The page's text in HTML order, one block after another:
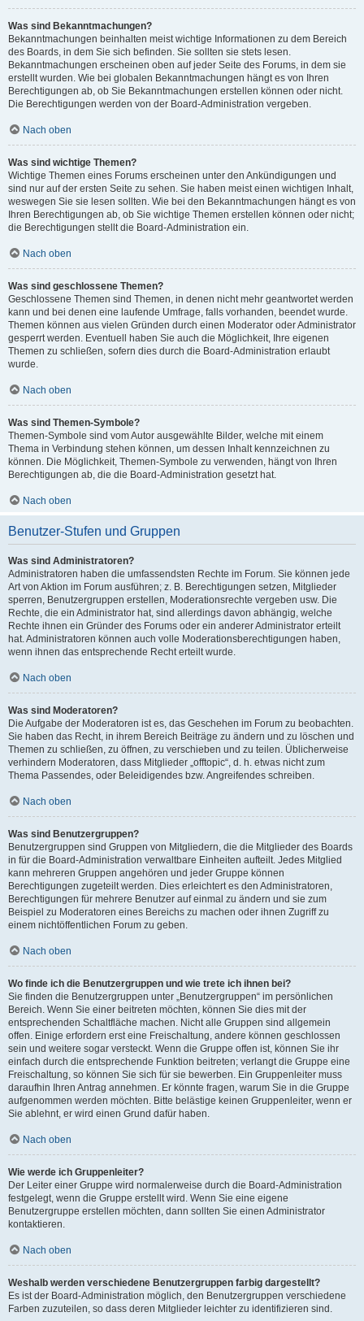
Was sind Bekanntmachungen?
Bekanntmachungen beinhalten meist wichtige Informationen zu dem Bereich
des Boards, in dem Sie sich befinden. Sie sollten sie stets lesen.
Bekanntmachungen erscheinen oben auf jeder Seite des Forums, in dem sie
erstellt wurden. Wie bei globalen Bekanntmachungen hängt es von Ihren
Berechtigungen ab, ob Sie Bekanntmachungen erstellen können oder nicht.
Die Berechtigungen werden von der Board-Administration vergeben.
Nach oben
Was sind wichtige Themen?
Wichtige Themen eines Forums erscheinen unter den Ankündigungen und
sind nur auf der ersten Seite zu sehen. Sie haben meist einen wichtigen Inhalt,
weswegen Sie sie lesen sollten. Wie bei den Bekanntmachungen hängt es von
Ihren Berechtigungen ab, ob Sie wichtige Themen erstellen können oder nicht;
die Berechtigungen stellt die Board-Administration ein.
Nach oben
Was sind geschlossene Themen?
Geschlossene Themen sind Themen, in denen nicht mehr geantwortet werden
kann und bei denen eine laufende Umfrage, falls vorhanden, beendet wurde.
Themen können aus vielen Gründen durch einen Moderator oder Administrator
gesperrt werden. Eventuell haben Sie auch die Möglichkeit, Ihre eigenen
Themen zu schließen, sofern dies durch die Board-Administration erlaubt
wurde.
Nach oben
Was sind Themen-Symbole?
Themen-Symbole sind vom Autor ausgewählte Bilder, welche mit einem
Thema in Verbindung stehen können, um dessen Inhalt kennzeichnen zu
können. Die Möglichkeit, Themen-Symbole zu verwenden, hängt von Ihren
Berechtigungen ab, die die Board-Administration gesetzt hat.
Nach oben
Benutzer-Stufen und Gruppen
Was sind Administratoren?
Administratoren haben die umfassendsten Rechte im Forum. Sie können jede
Art von Aktion im Forum ausführen; z. B. Berechtigungen setzen, Mitglieder
sperren, Benutzergruppen erstellen, Moderationsrechte vergeben usw. Die
Rechte, die ein Administrator hat, sind allerdings davon abhängig, welche
Rechte ihnen ein Gründer des Forums oder ein anderer Administrator erteilt
hat. Administratoren können auch volle Moderationsberechtigungen haben,
wenn ihnen das entsprechende Recht erteilt wurde.
Nach oben
Was sind Moderatoren?
Die Aufgabe der Moderatoren ist es, das Geschehen im Forum zu beobachten.
Sie haben das Recht, in ihrem Bereich Beiträge zu ändern und zu löschen und
Themen zu schließen, zu öffnen, zu verschieben und zu teilen. Üblicherweise
verhindern Moderatoren, dass Mitglieder „offtopic“, d. h. etwas nicht zum
Thema Passendes, oder Beleidigendes bzw. Angreifendes schreiben.
Nach oben
Was sind Benutzergruppen?
Benutzergruppen sind Gruppen von Mitgliedern, die die Mitglieder des Boards
in für die Board-Administration verwaltbare Einheiten aufteilt. Jedes Mitglied
kann mehreren Gruppen angehören und jeder Gruppe können
Berechtigungen zugeteilt werden. Dies erleichtert es den Administratoren,
Berechtigungen für mehrere Benutzer auf einmal zu ändern und sie zum
Beispiel zu Moderatoren eines Bereichs zu machen oder ihnen Zugriff zu
einem nichtöffentlichen Forum zu geben.
Nach oben
Wo finde ich die Benutzergruppen und wie trete ich ihnen bei?
Sie finden die Benutzergruppen unter „Benutzergruppen“ im persönlichen
Bereich. Wenn Sie einer beitreten möchten, können Sie dies mit der
entsprechenden Schaltfläche machen. Nicht alle Gruppen sind allgemein
offen. Einige erfordern erst eine Freischaltung, andere können geschlossen
sein und weitere sogar versteckt. Wenn die Gruppe offen ist, können Sie ihr
einfach durch die entsprechende Funktion beitreten; verlangt die Gruppe eine
Freischaltung, so können Sie sich für sie bewerben. Ein Gruppenleiter muss
daraufhin Ihren Antrag annehmen. Er könnte fragen, warum Sie in die Gruppe
aufgenommen werden möchten. Bitte belästige keinen Gruppenleiter, wenn er
Sie ablehnt, er wird einen Grund dafür haben.
Nach oben
Wie werde ich Gruppenleiter?
Der Leiter einer Gruppe wird normalerweise durch die Board-Administration
festgelegt, wenn die Gruppe erstellt wird. Wenn Sie eine eigene
Benutzergruppe erstellen möchten, dann sollten Sie einen Administrator
kontaktieren.
Nach oben
Weshalb werden verschiedene Benutzergruppen farbig dargestellt?
Es ist der Board-Administration möglich, den Benutzergruppen verschiedene
Farben zuzuteilen, so dass deren Mitglieder leichter zu identifizieren sind.